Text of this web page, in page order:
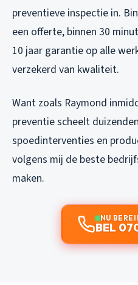
preventieve inspectie in.
een offerte, binnen 30
10 jaar garantie op alle
verzekerd van kwaliteit.
Want zoals Raymond
preventie scheelt
spoedinterventies en
volgens mij de beste
maken.
NU
BEL